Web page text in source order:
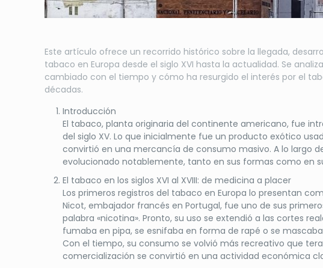
Este artículo ofrece un recorrido histórico sobre la llegada,
tabaco en Europa desde el siglo XVI hasta la actualidad. Se
cambiado con el tiempo y cómo ha resurgido el interés por el
décadas.
Introducción
El tabaco, planta originaria del continente americano, fue
del siglo XV. Lo que inicialmente fue un producto exótico
convirtió en una mercancía de consumo masivo. A lo largo
evolucionado notablemente, tanto en sus formas como en
El tabaco en los siglos XVI al XVIII: de medicina a placer
Los primeros registros del tabaco en Europa lo presentan
Nicot, embajador francés en Portugal, fue uno de sus
palabra «nicotina». Pronto, su uso se extendió a las cortes
fumaba en pipa, se esnifaba en forma de rapé o se
Con el tiempo, su consumo se volvió más recreativo que
comercialización se convirtió en una actividad económica